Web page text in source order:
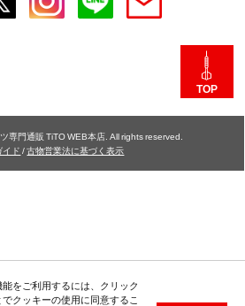
をご利用するには、クリック
クッキーの使用に同意するこ
TOP
専門通販 TiTO WEB本店. All rights reserved.
イド/古物営業法に基づく表示